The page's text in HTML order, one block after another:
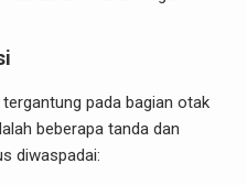
pada bagian otak
beberapa tanda dan
diwaspadai: